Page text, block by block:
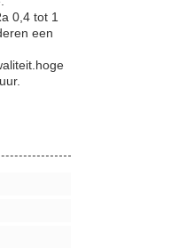
0,4 tot 1
een